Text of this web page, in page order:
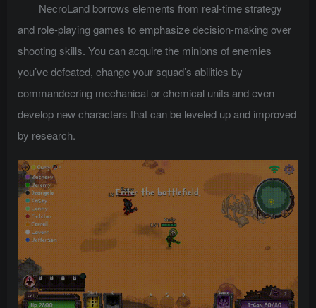
NecroLand borrows elements from real-time strategy
and role-playing games to emphasize decision-making over
shooting skills. You can acquire the minions of enemies
you’ve defeated, change your squad’s abilities by
commandeering mechanical or chemical units and even
develop new characters that can be leveled up and improved
by research.